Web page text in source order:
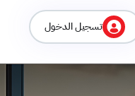
تسجيل الدخول